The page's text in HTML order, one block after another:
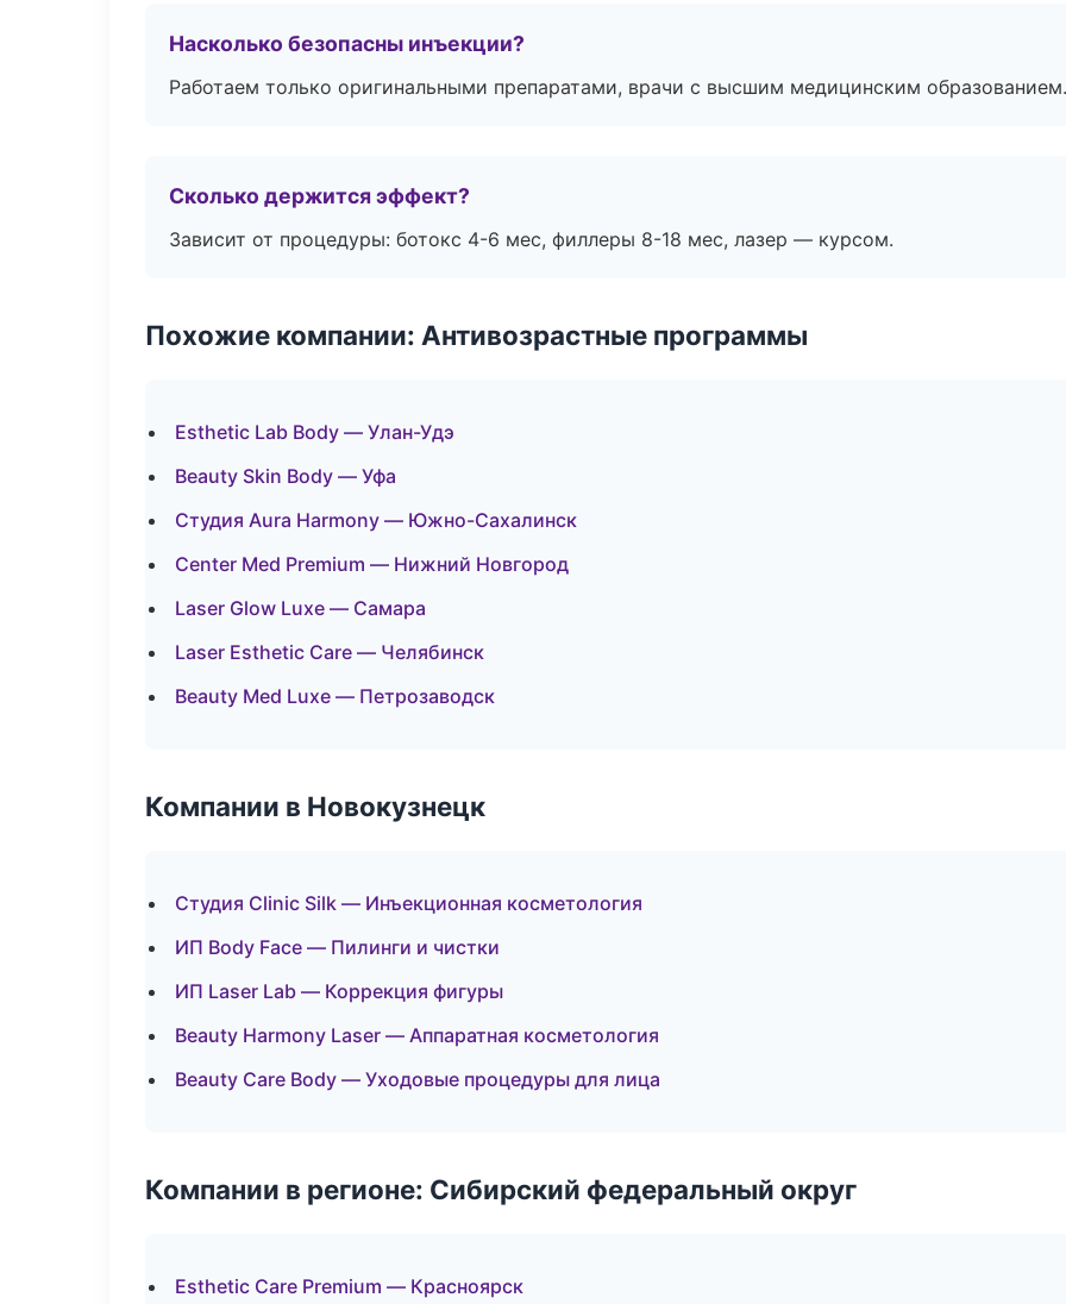
Насколько безопасны инъекции?
Работаем только оригинальными препаратами, врачи с высшим медицинским образованием.
Сколько держится эффект?
Зависит от процедуры: ботокс 4-6 мес, филлеры 8-18 мес, лазер — курсом.
Похожие компании: Антивозрастные программы
Esthetic Lab Body — Улан-Удэ
Beauty Skin Body — Уфа
Студия Aura Harmony — Южно-Сахалинск
Center Med Premium — Нижний Новгород
Laser Glow Luxe — Самара
Laser Esthetic Care — Челябинск
Beauty Med Luxe — Петрозаводск
Компании в Новокузнецк
Студия Clinic Silk — Инъекционная косметология
ИП Body Face — Пилинги и чистки
ИП Laser Lab — Коррекция фигуры
Beauty Harmony Laser — Аппаратная косметология
Beauty Care Body — Уходовые процедуры для лица
Компании в регионе: Сибирский федеральный округ
Esthetic Care Premium — Красноярск